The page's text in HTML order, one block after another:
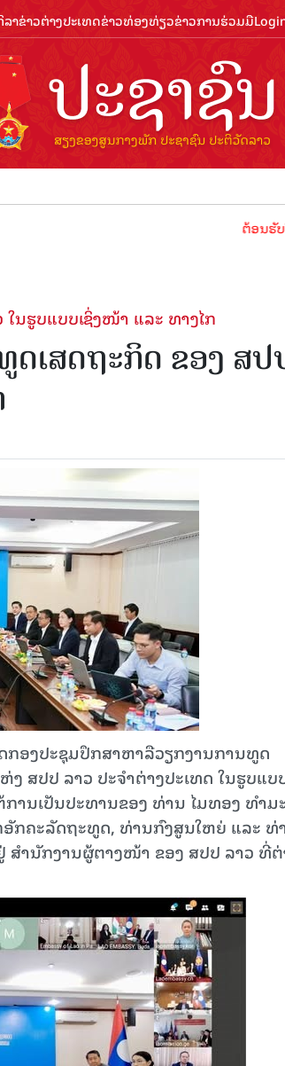
າຂ່າວຕ່າງປະເທດຂ່າວທ່ອງທ່ຽວຂ່າວການຮ່ວມມື
ຕ້ອນຮັບປີທ່ອ
ນຮູບແບບເຊິ່ງໜ້າ ແລະ ທາງໄກ
ເສດຖະກິດ ຂອງ ສປ
ກອງປະຊຸມປຶກສາຫາລືວຽກງານການທູດ
ສປປ ລາວ ປະຈໍາຕ່າງປະເທດ ໃນຮູບແບ
ານເປັນປະທານຂອງ ທ່ານ ໄມທອງ ທໍາມ
ກຄະລັດຖະທູດ, ທ່ານກົງສູນໃຫຍ່ ແລະ ທ່
ຳນັກງານຜູ້ຕາງໜ້າ ຂອງ ສປປ ລາວ ທີ່ຕ່